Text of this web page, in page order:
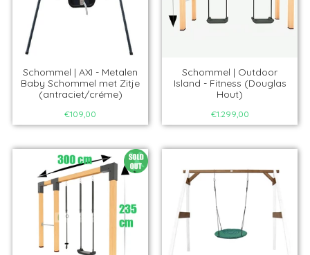
Schommel | AXI - Metalen
Baby Schommel met Zitje
(antraciet/créme)
€109,00
Schommel | Outdoor
Island - Fitness (Douglas
Hout)
€1.299,00